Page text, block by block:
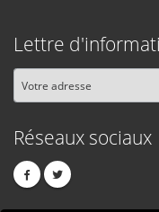
Lettre
Réseaux sociaux